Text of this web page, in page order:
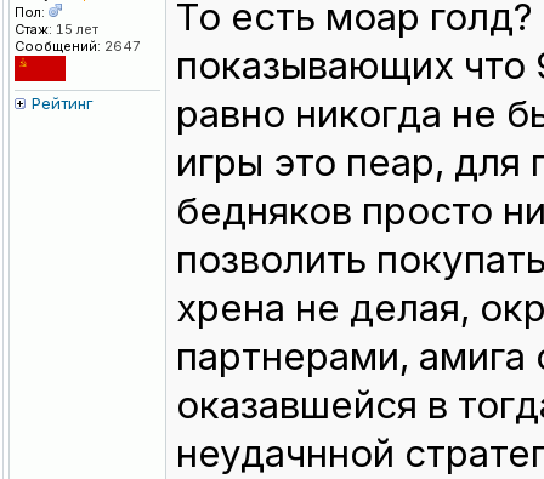
Пол:
Стаж: 15 лет
Сообщений: 2647
Рейтинг
То есть моар
показывающих что
равно никогда не
игры это пеар, для
бедняков просто
позволить
хрена не делая,
партнерами, амига
оказавшейся в
неудачнной